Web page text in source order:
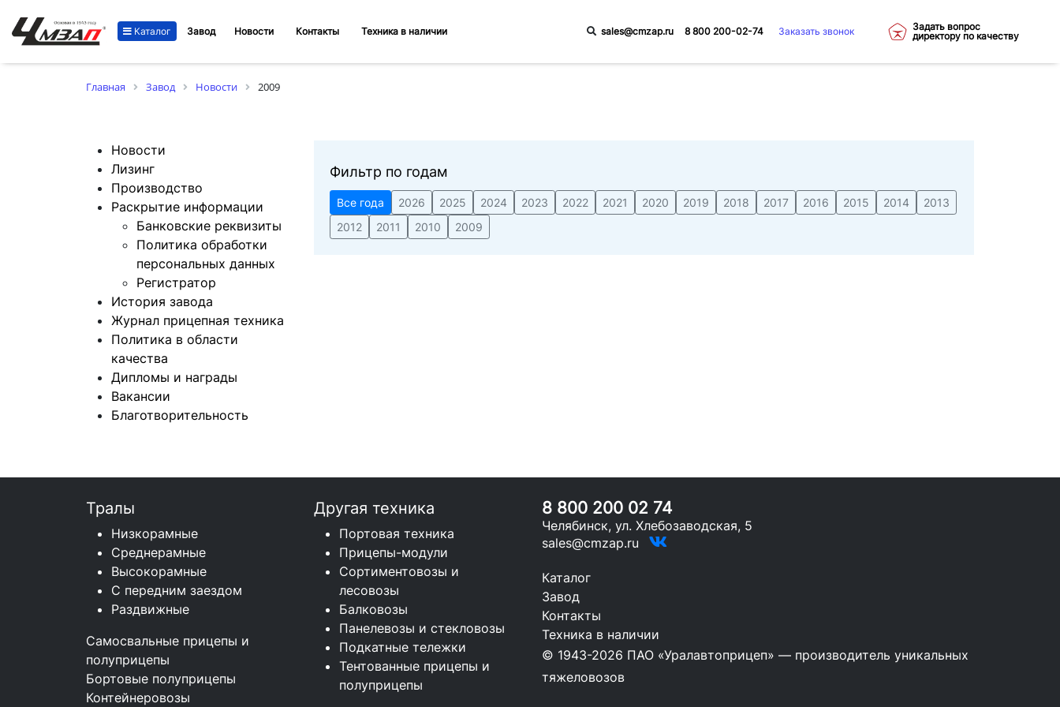
Каталог Завод Новости Контакты Техника в наличии sales@cmzap.ru 8 800 200-02-74 Заказать звонок
Задать вопрос
директору по качеству
Главная Завод Новости 2009
Новости
Лизинг
Производство
Раскрытие информации
Банковские реквизиты
Политика обработки
персональных данных
Регистратор
История завода
Журнал прицепная техника
Политика в области
качества
Дипломы и награды
Вакансии
Благотворительность
Фильтр по годам
Все года 2026 2025 2024 2023 2022 2021 2020 2019 2018 2017 2016 2015 2014
2013
2012
2011 2010 2009
Тралы
Низкорамные
Среднерамные
Высокорамные
С передним заездом
Раздвижные
Самосвальные прицепы и
полуприцепы
Бортовые полуприцепы
Контейнеровозы
Другая техника
Портовая техника
Прицепы-модули
Сортиментовозы и
лесовозы
Балковозы
Панелевозы и стекловозы
Подкатные тележки
Тентованные прицепы и
полуприцепы
8 800 200 02 74
Челябинск, ул. Хлебозаводская, 5
sales@cmzap.ru
Каталог
Завод
Контакты
Техника в наличии
© 1943-2026 ПАО «Уралавтоприцеп» –– производитель уникальных
тяжеловозов